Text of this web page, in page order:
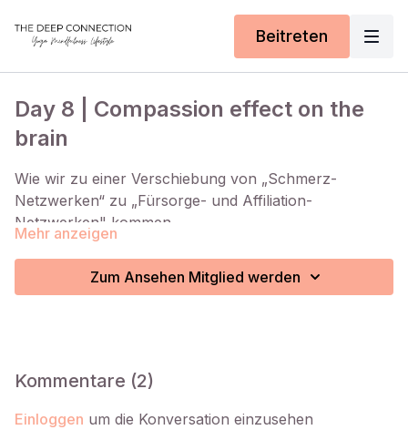
Beitreten
Day 8 | Compassion effect on the
brain
Wie wir zu einer Verschiebung von „Schmerz-
Netzwerken“ zu „Fürsorge- und Affiliation-
Netzwerken" kommen.
00:00:00Inspiration
Karuna
00:22:24Bodyscan & Samatha
Mehr anzeigen
Zum Ansehen Mitglied werden
Kommentare (2)
Einloggen um die Konversation einzusehen